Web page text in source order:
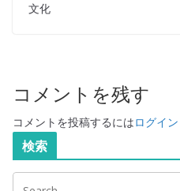
文化
コメントを残す
コメントを投稿するにはログイン
検索